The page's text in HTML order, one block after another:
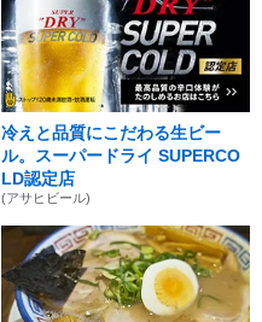
冷えと品質にこだわる生ビー
ル。スーパードライ SUPERCO
LD認定店
(アサヒビール)